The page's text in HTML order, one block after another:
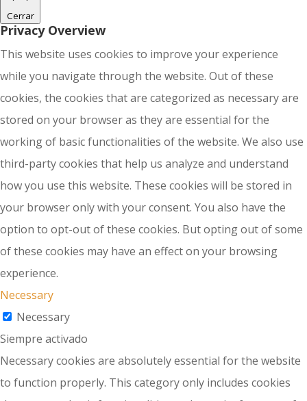
Cerrar
Privacy Overview
This website uses cookies to improve your experience
while you navigate through the website. Out of these
cookies, the cookies that are categorized as necessary are
stored on your browser as they are essential for the
working of basic functionalities of the website. We also use
third-party cookies that help us analyze and understand
how you use this website. These cookies will be stored in
your browser only with your consent. You also have the
option to opt-out of these cookies. But opting out of some
of these cookies may have an effect on your browsing
experience.
Necessary
Necessary
Siempre activado
Necessary cookies are absolutely essential for the website
to function properly. This category only includes cookies